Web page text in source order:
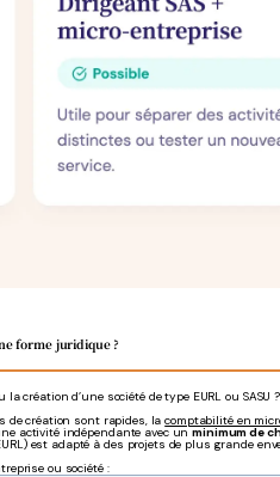
forme juridique ?
création d’une société de type EURL ou
de création sont rapides, lacomptabilité en
activité indépendante avec unminimum de
est adapté à des projets de plus grande
ou société :